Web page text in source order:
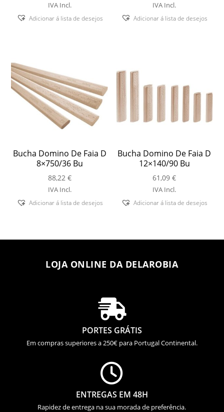
IVA Incl.
Adicionar á lista de desejos
IVA Incl.
Adicionar á lista de desejos
Bucha Domino De Faia D
8×750/36 Bu
88,22 €
IVA Incl.
Adicionar á lista de desejos
Bucha Domino De Faia D
12×140/90 Bu
61,09€
IVA Incl.
Adicionar á lista de desejos
LOJA ONLINE DA DELAROBIA

PORTES GRÁTIS
Em compras superiores a 250€ para Portugal Continental.

ENTREGAS EM 48H
Rapidez de entrega na sua morada de preferência.